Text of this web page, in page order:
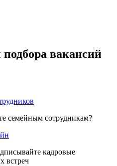
вакансий
семейным сотрудникам?
кадровые
встреч